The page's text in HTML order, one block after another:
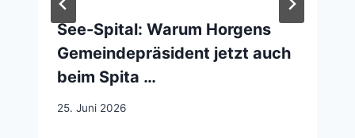
See-Spital: Warum Horgens
Gemeindepräsident jetzt auch
beim Spita …
25. Juni 2026